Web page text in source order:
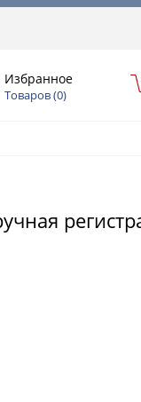
Избранное
Товаров (0)